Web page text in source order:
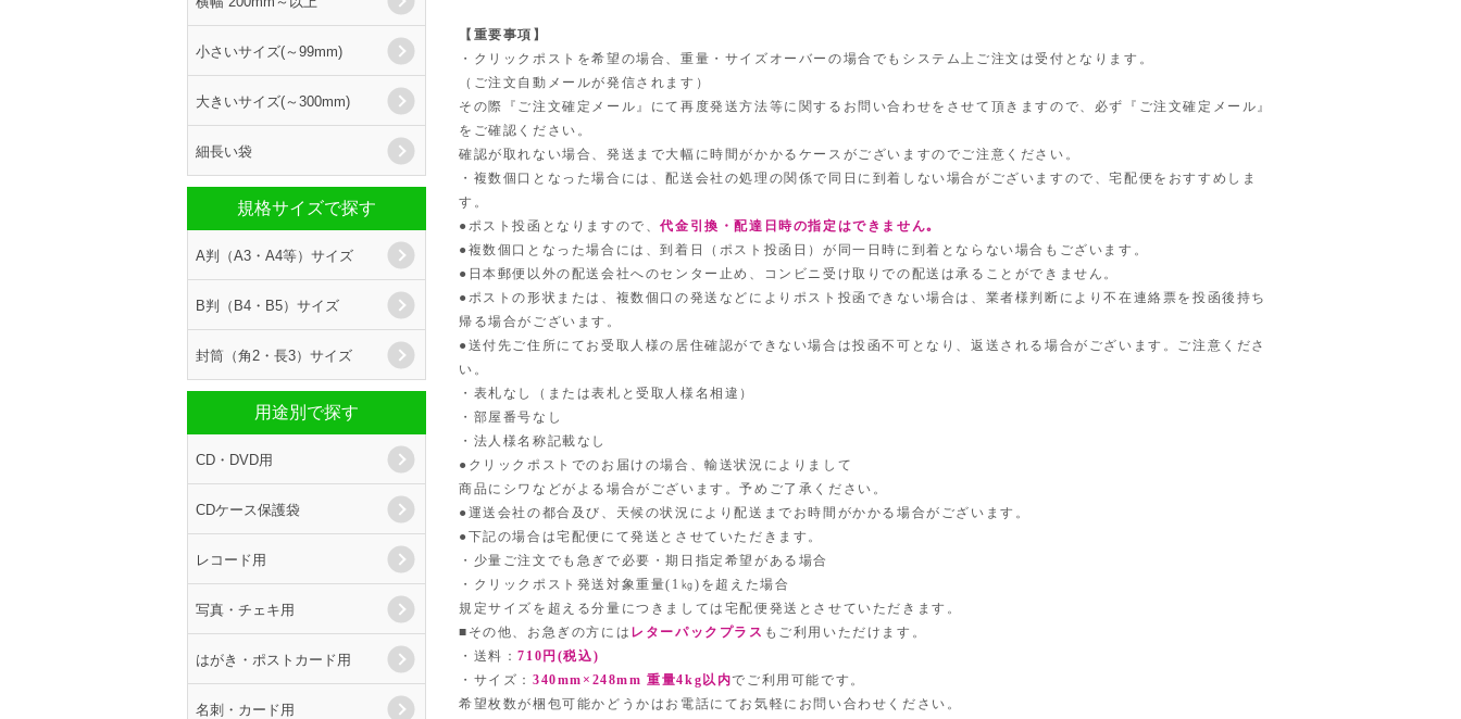
【重要事項】
・クリックポストを希望の場合、重量・サイズオーバーの場合でもシステム上ご注文は受付となります。
（ご注文自動メールが発信されます）
その際『ご注文確定メール』にて再度発送方法等に関するお問い合わせをさせて頂きますので、必ず『ご注文確定メール』
をご確認ください。
確認が取れない場合、発送まで大幅に時間がかかるケースがございますのでご注意ください。
・複数個口となった場合には、配送会社の処理の関係で同日に到着しない場合がございますので、宅配便をおすすめしま
す。
●ポスト投函となりますので、代金引換・配達日時の指定はできません｡
●複数個口となった場合には、到着日（ポスト投函日）が同一日時に到着とならない場合もございます。
●日本郵便以外の配送会社へのセンター止め、コンビニ受け取りでの配送は承ることができません。
●ポストの形状または、複数個口の発送などによりポスト投函できない場合は、業者様判断により不在連絡票を投函後持ち
帰る場合がございます。
●送付先ご住所にてお受取人様の居住確認ができない場合は投函不可となり、返送される場合がございます。ご注意くださ
い。
・表札なし（または表札と受取人様名相違）
・部屋番号なし
・法人様名称記載なし
●クリックポストでのお届けの場合、輸送状況によりまして
商品にシワなどがよる場合がございます。予めご了承ください。
●運送会社の都合及び、天候の状況により配送までお時間がかかる場合がございます。
●下記の場合は宅配便にて発送とさせていただきます。
・少量ご注文でも急ぎで必要・期日指定希望がある場合
・クリックポスト発送対象重量(1㎏)を超えた場合
規定サイズを超える分量につきましては宅配便発送とさせていただきます。
■その他、お急ぎの方には レターパックプラス もご利用いただけます。
・送料：710円(税込)
・サイズ： 340mm×248mm 重量4kg以内でご利用可能です。
希望枚数が梱包可能かどうかはお電話にてお気軽にお問い合わせください。
小さいサイズ(～99mm)
大きいサイズ(～300mm)
細長い袋
規格サイズで探す
A判（A3・A4等）サイズ
B判（B4・B5）サイズ
封筒（角2・長3）サイズ
用途別で探す
CD・DVD用
CDケース保護袋
レコード用
写真・チェキ用
はがき・ポストカード用
名刺・カード用